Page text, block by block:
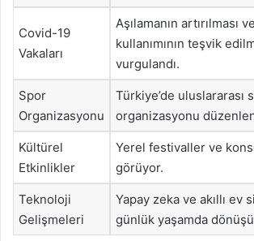
Covid-19
Vakaları
Aşılamanın artırılması
kullanımının teşvik
vurgulandı.
Spor
Organizasyonu
Türkiye’de uluslararası
organizasyonu
Kültürel
Etkinlikler
Yerel festivaller ve
görüyor.
Teknoloji
Gelişmeleri
Yapay zeka ve akıllı ev
günlük yaşamda